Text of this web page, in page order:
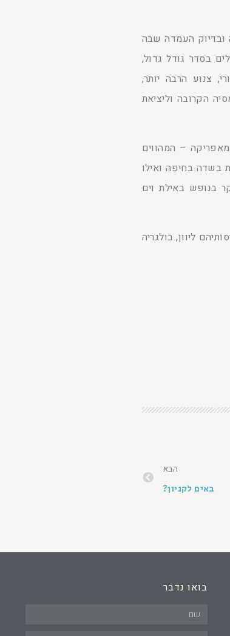
ובדיוק העמדה שבה
בסדר גודל גדול,
צנוע הרבה יותר,
הקרובה וליציאת
– המהווים
בשדה בחיפה ואילו
בנופש באילת וים
ליוון, בולגריה
הבא
באים לקניון?
בואו נדבר